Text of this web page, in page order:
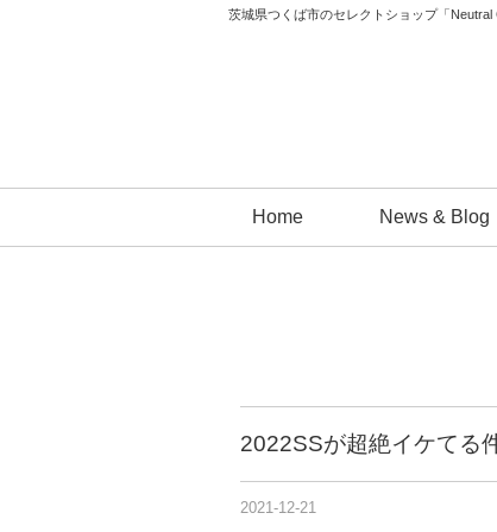
茨城県つくば市のセレクトショップ「
コ
ン
ッ
Home News & Blog
2022SSが超絶イケてる件
2021-12-21